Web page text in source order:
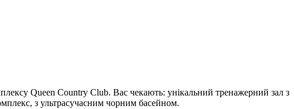
Queen Country Club. Вас чекають: унікальний тренажерний зал з
з ультрасучасним чорним басейном.